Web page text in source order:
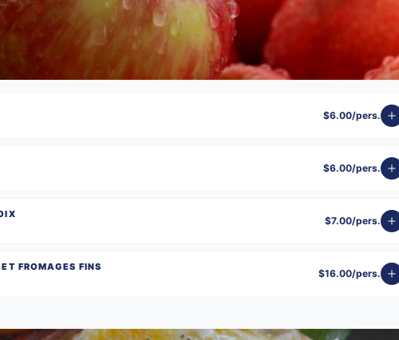
$6.00/pers.
$6.00/pers.
$7.00/pers.
FROMAGES FINS
$16.00/pers.